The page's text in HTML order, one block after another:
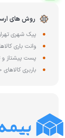
وافل ساز
هات داگ پز
روش های
پیک شهری
وانت باری
پست پیشتاز و
باربری